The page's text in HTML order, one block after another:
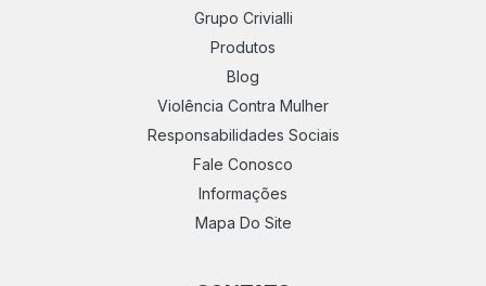
Grupo Crivialli
Produtos
Blog
Violência Contra Mulher
Responsabilidades Sociais
Fale Conosco
Informações
Mapa Do Site